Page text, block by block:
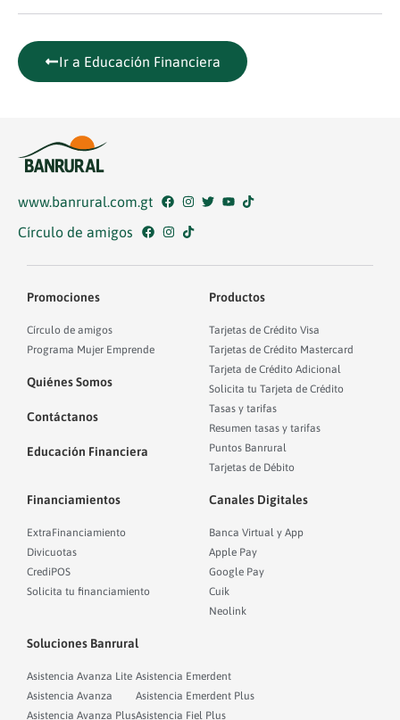
Ir a Educación Financiera
www.banrural.com.gt
Círculo de amigos
Promociones
Círculo de amigos
Programa Mujer Emprende
Quiénes Somos
Contáctanos
Educación Financiera
Productos
Tarjetas de Crédito Visa
Tarjetas de Crédito Mastercard
Tarjeta de Crédito Adicional
Solicita tu Tarjeta de Crédito
Tasas y tarifas
Resumen tasas y tarifas
Puntos Banrural
Tarjetas de Débito
Financiamientos
ExtraFinanciamiento
Divicuotas
CrediPOS
Solicita tu financiamiento
Canales Digitales
Banca Virtual y App
Apple Pay
Google Pay
Cuik
Neolink
Soluciones Banrural
Asistencia Avanza Lite
Asistencia Avanza
Asistencia Avanza Plus
Asistencia Emerdent
Asistencia Emerdent Plus
Asistencia Fiel Plus